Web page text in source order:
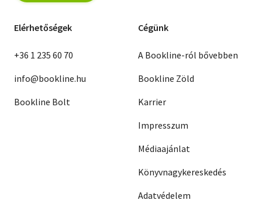
Elérhetőségek
+36 1 235 60 70
info@bookline.hu
Bookline Bolt
Cégünk
A Bookline-ról bővebben
Bookline Zöld
Karrier
Impresszum
Médiaajánlat
Könyvnagykereskedés
Adatvédelem